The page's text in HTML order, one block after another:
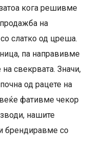
кога решивме
на
слатко од цреша.
па направивме
свекрвата. Значи,
од рацете на
фативме чекор
нашите
брендиравме со